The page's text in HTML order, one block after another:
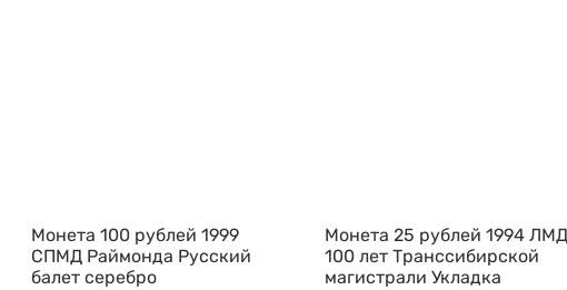
Монета 100 рублей 1999
СПМД Раймонда Русский
балет серебро
Монета 25 рублей 1994 ЛМД
100 лет Транссибирской
магистрали Укладка